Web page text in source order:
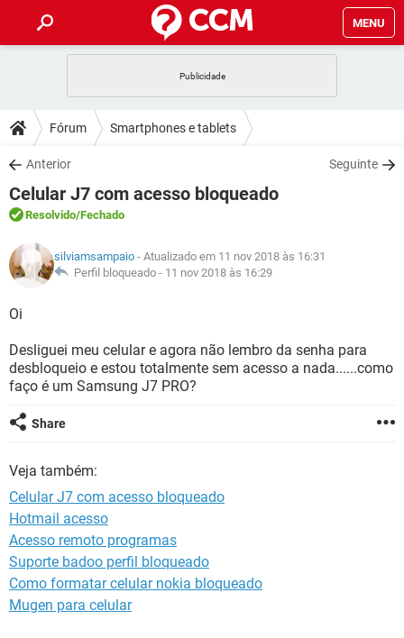
MENU
CELULAR FACEBOOK
OUTLOOK
INSTAGRAM GMAIL
GUIA DE COMPRAS
DICAS
JOGOS WHATSAPP
OUTLOOK
INSTAGRAM
GUIA DE COMPRAS
DOWNLOADS
JOGOS WHATSAPP
CELULAR
OUTLOOK EXCEL
INSTAGRAM
GUIA DE COMPRAS
FÓRUM
JOGOS
CELULAR FACEBOOK
GUIA DE COMPRAS
GLOSSÁRIO
JOGOS
CELULAR
OUTLOOK EXCEL
INSTAGRAM
Fórum Smartphones e tablets
Anterior Seguinte
Celular J7 com acesso bloqueado
Resolvido/Fechado
silviamsampaio - Atualizado em 11 nov 2018 às 16:31
Perfil bloqueado - 11 nov 2018 às 16:29
Oi
Desliguei meu celular e agora não lembro da senha para
desbloqueio e estou totalmente sem acesso a nada......como
faço é um Samsung J7 PRO?
Share
Veja também:
Celular J7 com acesso bloqueado
Hotmail acesso
Acesso remoto programas
Suporte badoo perfil bloqueado
Como formatar celular nokia bloqueado
Mugen para celular